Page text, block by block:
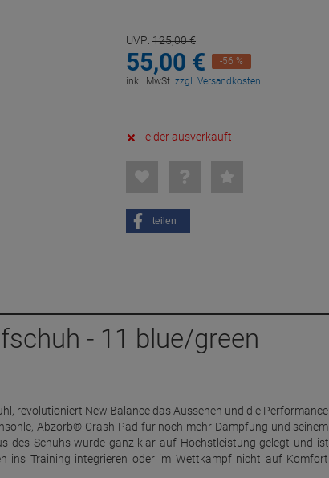
UVP: 125,00€
55,00 €
-56 %
inkl. MwSt. zzgl. Versandkosten
leider ausverkauft
teilen
- 11 blue/green
revolutioniert New Balance das Aussehen und die Performance
Abzorb® Crash-Pad für noch mehr Dämpfung und seinem
des Schuhs wurde ganz klar auf Höchstleistung gelegt und ist
ins Training integrieren oder im Wettkampf nicht auf Komfort